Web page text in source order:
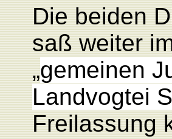
Die beiden
saß weiter
„gemeinen
Landvogtei
Freilassung